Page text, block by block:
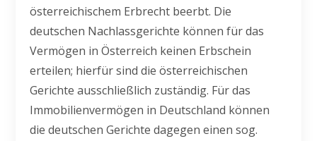
österreichischem Erbrecht beerbt. Die
deutschen Nachlassgerichte können für das
Vermögen in Österreich keinen Erbschein
erteilen; hierfür sind die österreichischen
Gerichte ausschließlich zuständig. Für das
Immobilienvermögen in Deutschland können
die deutschen Gerichte dagegen einen sog.